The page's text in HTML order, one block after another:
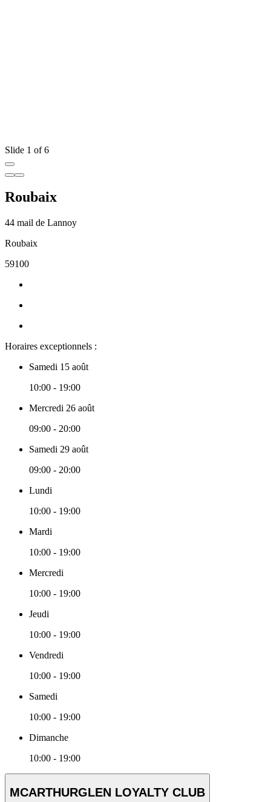
Slide 1 of 6
Roubaix
44 mail de Lannoy
Roubaix
59100
Horaires exceptionnels :
Samedi 15 août
10:00 - 19:00
Mercredi 26 août
09:00 - 20:00
Samedi 29 août
09:00 - 20:00
Lundi
10:00 - 19:00
Mardi
10:00 - 19:00
Mercredi
10:00 - 19:00
Jeudi
10:00 - 19:00
Vendredi
10:00 - 19:00
Samedi
10:00 - 19:00
Dimanche
10:00 - 19:00
MCARTHURGLEN LOYALTY CLUB